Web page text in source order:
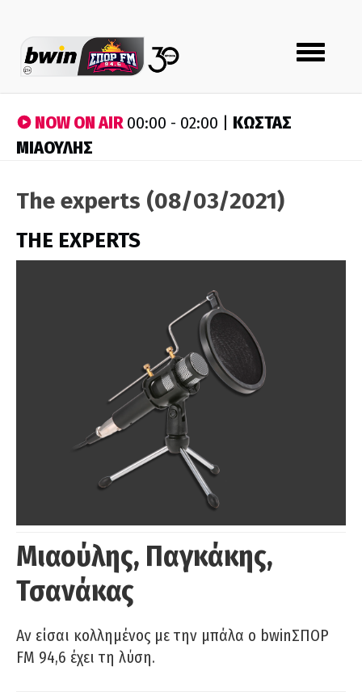
Toggle
navigation
NOW ON AIR00:00 - 02:00 | ΚΩΣΤΑΣ
ΜΙΑΟΥΛΗΣ
The experts (08/03/2021)
THE EXPERTS
Μιαούλης, Παγκάκης,
Τσανάκας
Αν είσαι κολλημένος με την μπάλα ο bwinΣΠΟΡ
FM 94,6 έχει τη λύση.